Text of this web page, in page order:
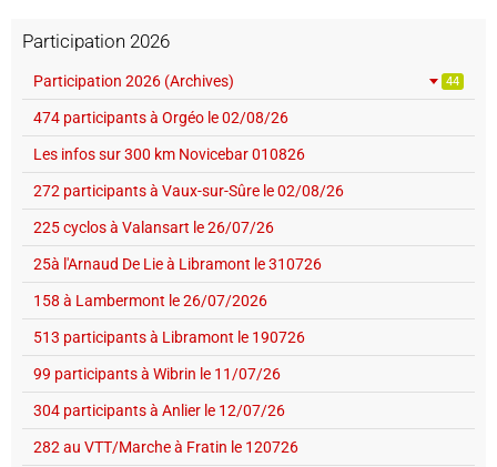
Participation 2026
Participation 2026 (Archives) 44
474 participants à Orgéo le 02/08/26
Les infos sur 300 km Novicebar 010826
272 participants à Vaux-sur-Sûre le 02/08/26
225 cyclos à Valansart le 26/07/26
25à l'Arnaud De Lie à Libramont le 310726
158 à Lambermont le 26/07/2026
513 participants à Libramont le 190726
99 participants à Wibrin le 11/07/26
304 participants à Anlier le 12/07/26
282 au VTT/Marche à Fratin le 120726